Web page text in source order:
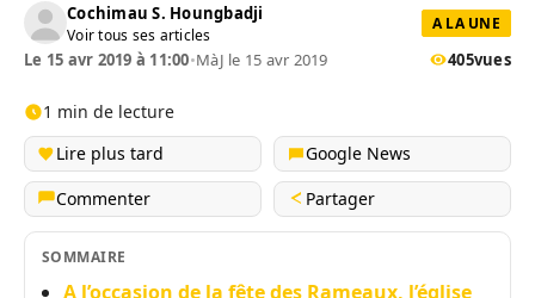
Cochimau S. Houngbadji
Voir tous ses articles
A LA UNE
Le 15 avr 2019 à 11:00•MàJ le 15 avr 2019 405vues
1 min de lecture
Lire plus tard
Google News
Commenter
Partager
SOMMAIRE
A l’occasion de la fête des Rameaux, l’église